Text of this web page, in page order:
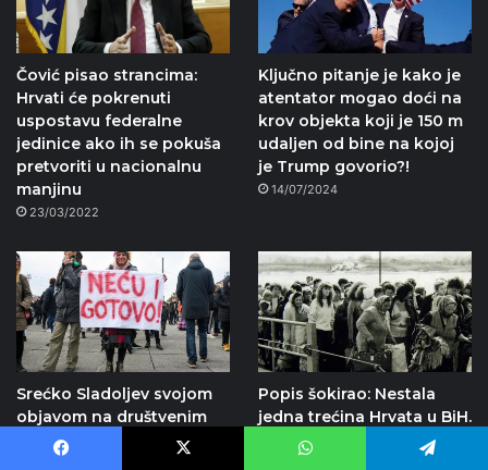
Čović pisao strancima:
Hrvati će pokrenuti
uspostavu federalne
jedinice ako ih se pokuša
pretvoriti u nacionalnu
manjinu
23/03/2022
Ključno pitanje je kako je
atentator mogao doći na
krov objekta koji je 150 m
udaljen od bine na kojoj
je Trump govorio?!
14/07/2024
Srećko Sladoljev svojom
objavom na društvenim
mrežama posramio portal
index hr
Popis šokirao: Nestala
jedna trećina Hrvata u BiH.
Etničko čišćenje!?